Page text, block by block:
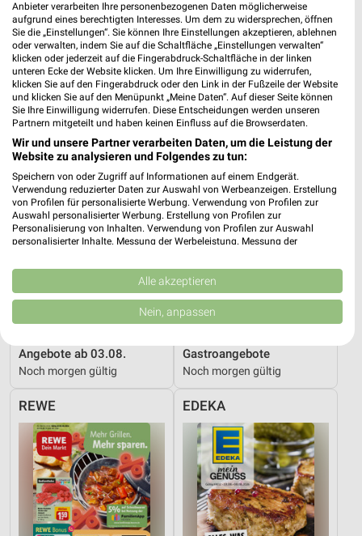
Supermärkte Angebote und Prospekte für
Schmitten
16 Prospekte
nahkauf
Angebote ab 03.08.
Noch morgen gültig
SELGROS
Gastroangebote
Noch morgen gültig
REWE EDEKA
Anbieter verarbeiten Ihre personenbezogenen Daten möglicherweise
aufgrund eines berechtigten Interesses. Um dem zu widersprechen, öffnen
Sie die „Einstellungen“. Sie können Ihre Einstellungen akzeptieren, ablehnen
oder verwalten, indem Sie auf die Schaltfläche „Einstellungen verwalten“
klicken oder jederzeit auf die Fingerabdruck-Schaltfläche in der linken
unteren Ecke der Website klicken. Um Ihre Einwilligung zu widerrufen,
klicken Sie auf den Fingerabdruck oder den Link in der Fußzeile der Website
und klicken Sie auf den Menüpunkt „Meine Daten“. Auf dieser Seite können
Sie Ihre Einwilligung widerrufen. Diese Entscheidungen werden unseren
Partnern mitgeteilt und haben keinen Einfluss auf die Browserdaten.
Wir und unsere Partner verarbeiten Daten, um die Leistung der
Website zu analysieren und Folgendes zu tun:
Speichern von oder Zugriff auf Informationen auf einem Endgerät.
Verwendung reduzierter Daten zur Auswahl von Werbeanzeigen. Erstellung
von Profilen für personalisierte Werbung. Verwendung von Profilen zur
Auswahl personalisierter Werbung. Erstellung von Profilen zur
Personalisierung von Inhalten. Verwendung von Profilen zur Auswahl
personalisierter Inhalte. Messung der Werbeleistung. Messung der
Kombinationen von Daten aus verschiedenen Quellen. Entwicklung und
Verbesserung der Angebote. Verwendung reduzierter Daten zur Auswahl
von Inhalten.
Daten können außerhalb der Europäischen Union weitergegeben und in die
USA gesendet werden.
Website/App.
Partnerliste anzeigen (1 IAB-Anbieter)
IAB-Verarbeitungszwecke:
Speichern von oder Zugriff auf Informationen
auf einem Endgerät
Verwendung reduzierter Daten zur Auswahl von
Werbeanzeigen
Erstellung von Profilen für personalisierte
Alle akzeptieren
Nein, anpassen